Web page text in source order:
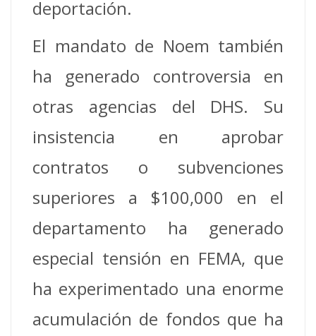
deportación.
El mandato de Noem también
ha generado controversia en
otras agencias del DHS. Su
insistencia en aprobar
contratos o subvenciones
superiores a $100,000 en el
departamento ha generado
especial tensión en FEMA, que
ha experimentado una enorme
acumulación de fondos que ha